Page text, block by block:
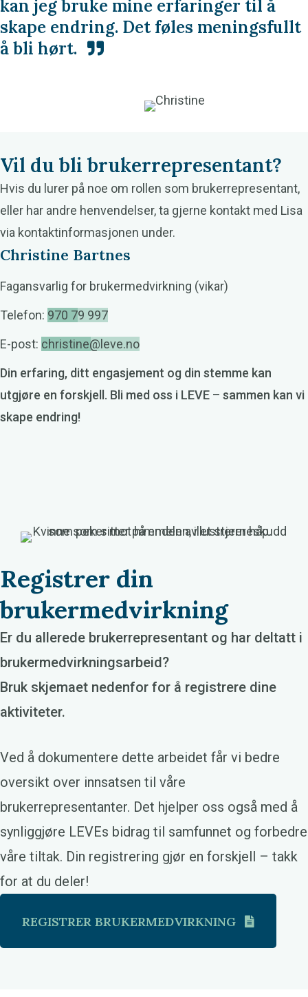
kan jeg bruke mine erfaringer til å
skape endring. Det føles meningsfullt
å bli hørt.
Vil du bli brukerrepresentant?
Hvis du lurer på noe om rollen som brukerrepresentant,
eller har andre henvendelser, ta gjerne kontakt med Lisa
via kontaktinformasjonen under.
Christine Bartnes
Fagansvarlig for brukermedvirkning (vikar)
Telefon: 970 79 997
E-post: christine@leve.no
Din erfaring, ditt engasjement og din stemme kan
utgjøre en forskjell. Bli med oss i LEVE – sammen kan vi
skape endring!
Registrer din
brukermedvirkning
Er du allerede brukerrepresentant og har deltatt i
brukermedvirkningsarbeid?
Bruk skjemaet nedenfor for å registrere dine
aktiviteter.
Ved å dokumentere dette arbeidet får vi bedre
oversikt over innsatsen til våre
brukerrepresentanter. Det hjelper oss også med å
synliggjøre LEVEs bidrag til samfunnet og forbedre
våre tiltak. Din registrering gjør en forskjell – takk
for at du deler!
REGISTRER BRUKERMEDVIRKNING